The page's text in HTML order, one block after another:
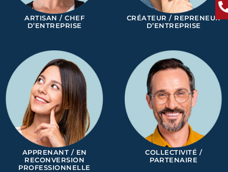
ARTISAN / CHEF
D’ENTREPRISE
CRÉATEUR / REPRENEUR
D’ENTREPRISE
APPRENANT / EN
RECONVERSION
PROFESSIONNELLE
COLLECTIVITÉ /
PARTENAIRE